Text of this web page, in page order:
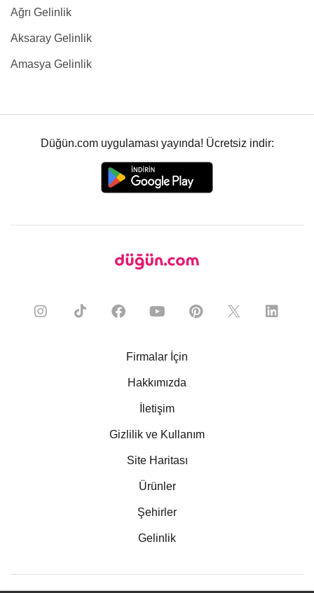
Ağrı Gelinlik
Aksaray Gelinlik
Amasya Gelinlik
Düğün.com uygulaması yayında! Ücretsiz indir:
Firmalar İçin
Hakkımızda
İletişim
Gizlilik ve Kullanım
Site Haritası
Ürünler
Şehirler
Gelinlik